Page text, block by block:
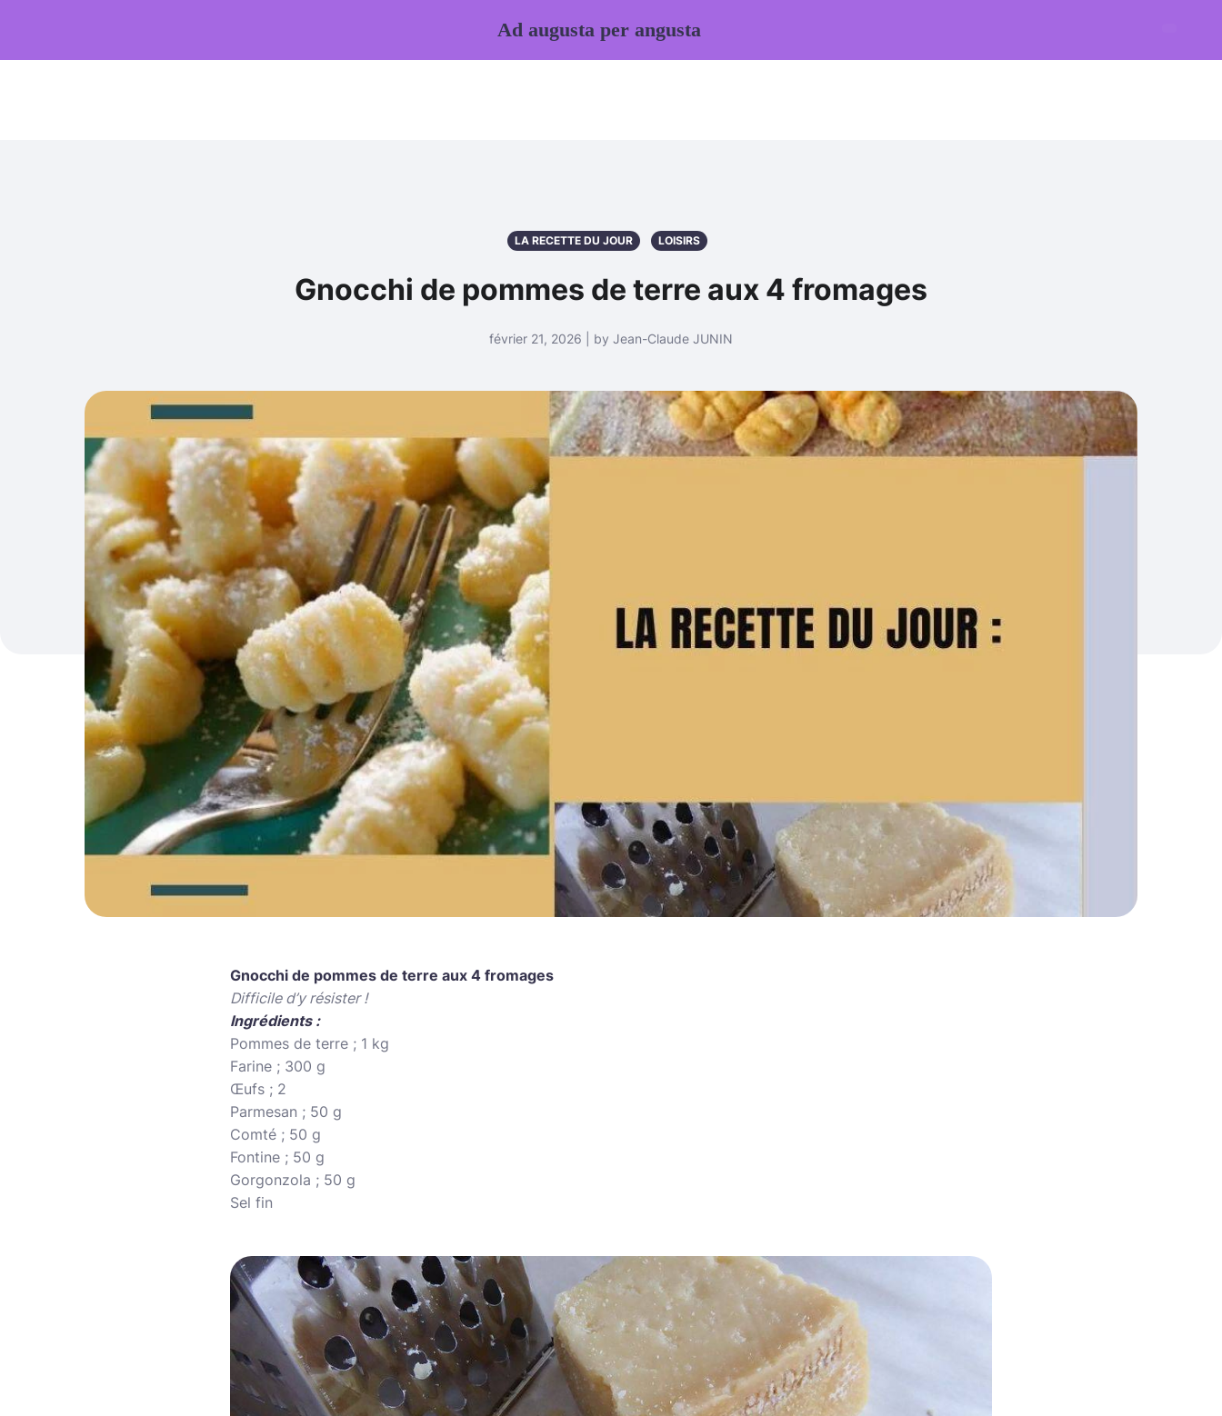
LA RECETTE DU JOUR LOISIRS
Gnocchi de pommes de terre aux 4 fromages
février 21, 2026 | by Jean-Claude JUNIN
Gnocchi de pommes de terre aux 4 fromages
Difficile d’y résister !
Ingrédients :
Pommes de terre ; 1 kg
Farine ; 300 g
Œufs ; 2
Parmesan ; 50 g
Comté ; 50 g
Fontine ; 50 g
Gorgonzola ; 50 g
Sel fin
Ad augusta per angusta